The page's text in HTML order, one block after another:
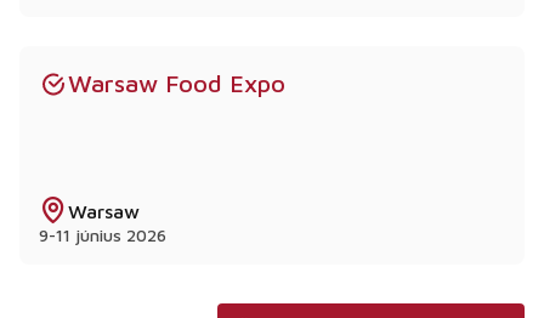
Warsaw Food Expo
Warsaw
9-11 június 2026